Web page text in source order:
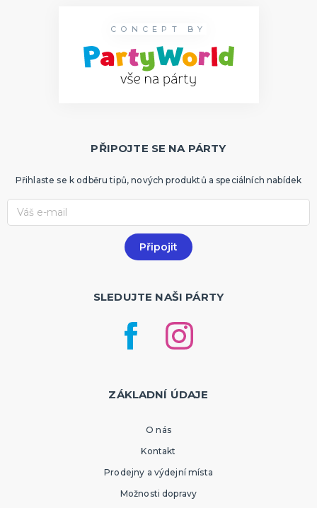
CONCEPT BY
PŘIPOJTE SE NA PÁRTY
Přihlaste se k odběru tipů, nových produktů a speciálních nabídek
SLEDUJTE NAŠI PÁRTY
ZÁKLADNÍ ÚDAJE
O nás
Kontakt
Prodejny a výdejní místa
Možnosti dopravy